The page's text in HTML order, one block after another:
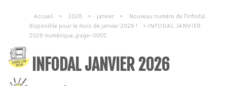
Accueil » 2026 » janvier »
Nouveau numéro de l’infodal
disponible pour le mois de janvier 2026 !
» INFODAL JANVIER
2026 numérique_page-0001
INFODAL JANVIER 2026